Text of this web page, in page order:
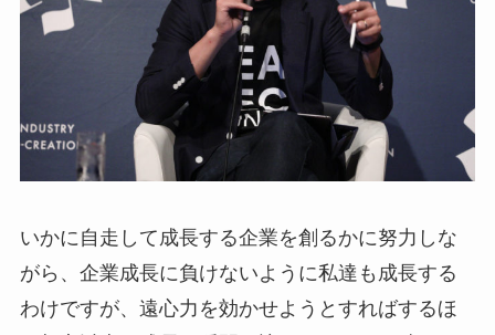
いかに自走して成長する企業を創るかに努力しな
がら、企業成長に負けないように私達も成長する
わけですが、遠心力を効かせようとすればするほ